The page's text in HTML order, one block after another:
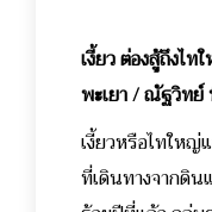
เงี้ยว ต่องสู้ถึงไ
พะเยา / ณัฐวิท
เงี้ยวหรือไทใหญ่
ที่เดินทางจากดิน